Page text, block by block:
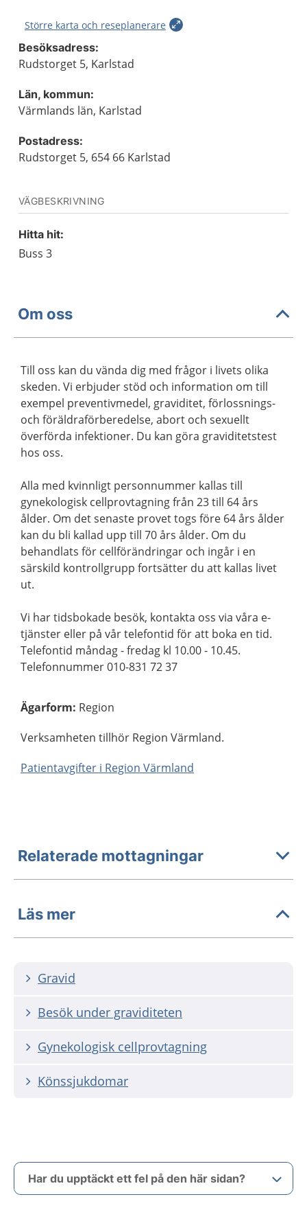
Större karta och reseplanerare
Besöksadress:
Rudstorget 5, Karlstad
Län, kommun:
Värmlands län, Karlstad
Postadress:
Rudstorget 5, 654 66 Karlstad
VÄGBESKRIVNING
Hitta hit:
Buss 3
Om oss
Till oss kan du vända dig med frågor i livets olika
skeden. Vi erbjuder stöd och information om till
exempel preventivmedel, graviditet, förlossnings-
och föräldraförberedelse, abort och sexuellt
överförda infektioner. Du kan göra graviditetstest
hos oss.
Alla med kvinnligt personnummer kallas till
gynekologisk cellprovtagning från 23 till 64 års
ålder. Om det senaste provet togs före 64 års ålder
kan du bli kallad upp till 70 års ålder. Om du
behandlats för cellförändringar och ingår i en
särskild kontrollgrupp fortsätter du att kallas livet
ut.
Vi har tidsbokade besök, kontakta oss via våra e-
tjänster eller på vår telefontid för att boka en tid.
Telefontid måndag - fredag kl 10.00 - 10.45.
Telefonnummer 010-831 72 37
Ägarform: Region
Verksamheten tillhör Region Värmland.
Patientavgifter i Region Värmland
Relaterade mottagningar
Läs mer
Gravid
Besök under graviditeten
Gynekologisk cellprovtagning
Könssjukdomar
Har du upptäckt ett fel på den här sidan?